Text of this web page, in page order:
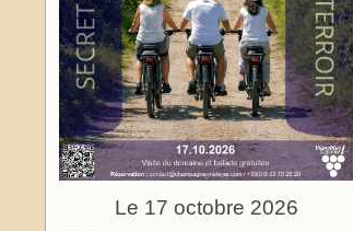
Le 17 octobre 2026